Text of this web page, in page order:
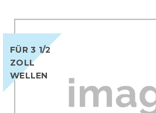
FÜR 3 1/2
ZOLL
WELLEN